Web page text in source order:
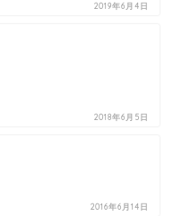
2019年6月4日
2018年6月5日
2016年6月14日